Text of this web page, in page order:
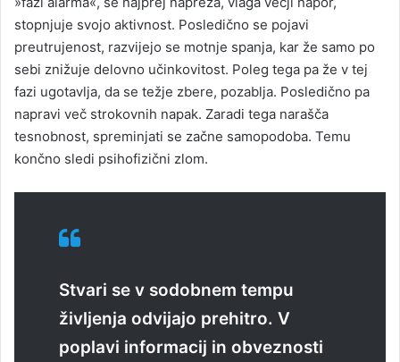
stopnjuje svojo aktivnost. Posledično se pojavi
preutrujenost, razvijejo se motnje spanja, kar že samo po
sebi znižuje delovno učinkovitost. Poleg tega pa že v tej
fazi ugotavlja, da se težje zbere, pozablja. Posledično pa
napravi več strokovnih napak. Zaradi tega narašča
tesnobnost, spreminjati se začne samopodoba. Temu
končno sledi psihofizični zlom.
Stvari se v sodobnem tempu
življenja odvijajo prehitro. V
poplavi informacij in obveznosti